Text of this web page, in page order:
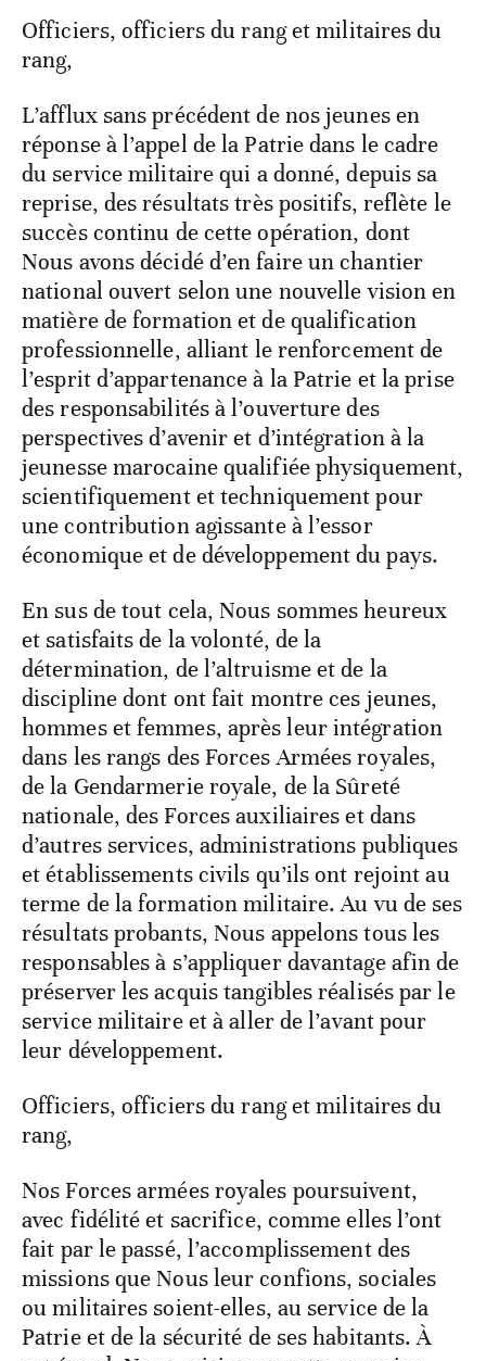
Officiers, officiers du rang et militaires du
rang,
L’afflux sans précédent de nos jeunes en
réponse à l’appel de la Patrie dans le cadre
du service militaire qui a donné, depuis sa
reprise, des résultats très positifs, reflète le
succès continu de cette opération, dont
Nous avons décidé d’en faire un chantier
national ouvert selon une nouvelle vision en
matière de formation et de qualification
professionnelle, alliant le renforcement de
l’esprit d’appartenance à la Patrie et la prise
des responsabilités à l’ouverture des
perspectives d’avenir et d’intégration à la
jeunesse marocaine qualifiée physiquement,
scientifiquement et techniquement pour
une contribution agissante à l’essor
économique et de développement du pays.
En sus de tout cela, Nous sommes heureux
et satisfaits de la volonté, de la
détermination, de l’altruisme et de la
discipline dont ont fait montre ces jeunes,
hommes et femmes, après leur intégration
dans les rangs des Forces Armées royales,
de la Gendarmerie royale, de la Sûreté
nationale, des Forces auxiliaires et dans
d’autres services, administrations publiques
et établissements civils qu’ils ont rejoint au
terme de la formation militaire. Au vu de ses
résultats probants, Nous appelons tous les
responsables à s’appliquer davantage afin de
préserver les acquis tangibles réalisés par le
service militaire et à aller de l’avant pour
leur développement.
Officiers, officiers du rang et militaires du
rang,
Nos Forces armées royales poursuivent,
avec fidélité et sacrifice, comme elles l’ont
fait par le passé, l’accomplissement des
missions que Nous leur confions, sociales
ou militaires soient-elles, au service de la
Patrie et de la sécurité de ses habitants. À